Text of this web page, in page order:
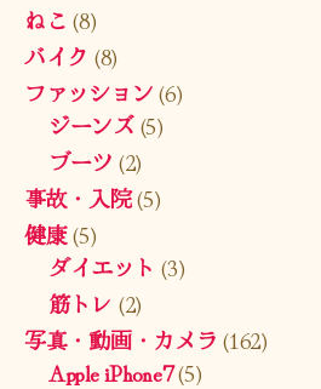
ねこ (8)
バイク (8)
ファッション(6)
ジーンズ(5)
ブーツ (2)
事故・入院(5)
健康(5)
ダイエット (3)
筋トレ (2)
写真・動画・カメラ (162)
Apple iPhone7(5)